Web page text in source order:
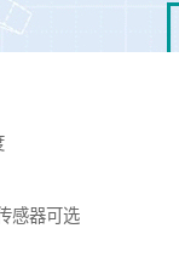
感器可选